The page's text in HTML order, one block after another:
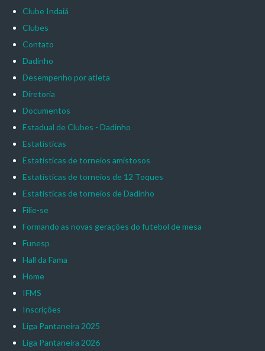
Clube Indaiá
Clubes
Contato
Dadinho
Desempenho por atleta
Diretoria
Documentos
Estadual de Clubes - Dadinho
Estatísticas
Estatísticas de torneios amistosos
Estatísticas de torneios de 12 Toques
Estatísticas de torneios de Dadinho
Filie-se
Formando as novas gerações do futebol de mesa
Funesp
Hall da Fama
Home
IFMS
Inscrições
Liga Pantaneira 2025
Liga Pantaneira 2026